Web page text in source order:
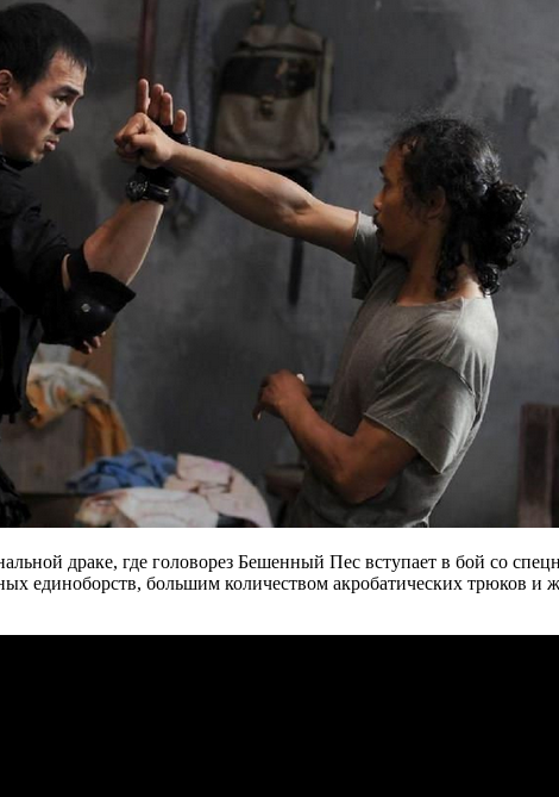
драке, где головорез Бешенный Пес вступает в бой со
единоборств, большим количеством акробатических трюков и